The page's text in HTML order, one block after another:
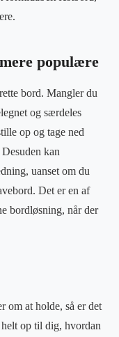
populære
bord. Mangler du
og særdeles
op og tage ned
kan
uanset om du
Det er en af
bordløsning, når der
om at holde, så er det
op til dig, hvordan